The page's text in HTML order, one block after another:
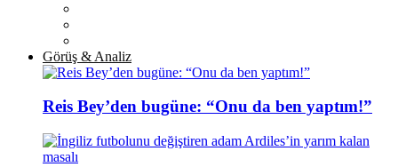
Görüş & Analiz
Reis Bey’den bugüne: “Onu da ben yaptım!”